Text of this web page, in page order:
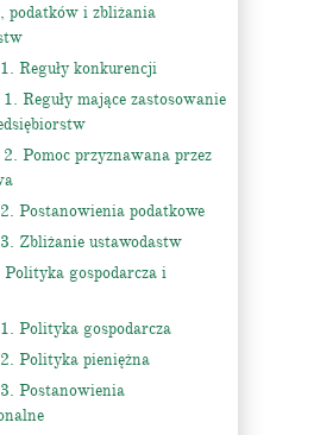
podatków i zbliżania
Reguły konkurencji
1. Reguły mające zastosowanie
2. Pomoc przyznawana przez
Postanowienia podatkowe
3. Zbliżanie ustawodastw
gospodarcza i
Polityka gospodarcza
2. Polityka pieniężna
3. Postanowienia